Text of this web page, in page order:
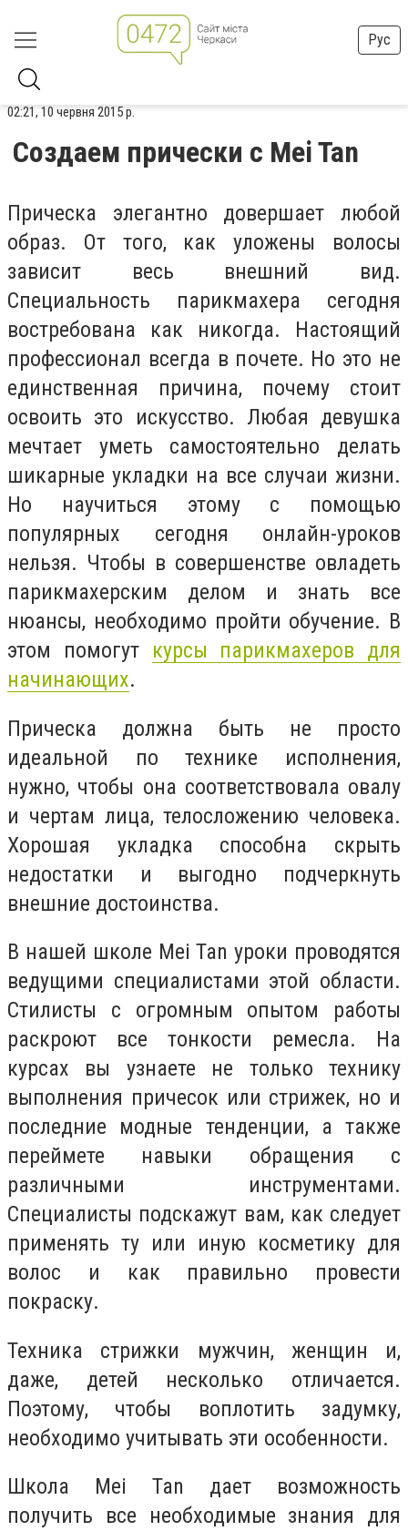
Рус
02:21, 10 червня 2015 р.
Создаем прически с Mei Tan
Прическа элегантно довершает любой
образ. От того, как уложены волосы
зависит весь внешний вид.
Специальность парикмахера сегодня
востребована как никогда. Настоящий
профессионал всегда в почете. Но это не
единственная причина, почему стоит
освоить это искусство. Любая девушка
мечтает уметь самостоятельно делать
шикарные укладки на все случаи жизни.
Но научиться этому с помощью
популярных сегодня онлайн-уроков
нельзя. Чтобы в совершенстве овладеть
парикмахерским делом и знать все
нюансы, необходимо пройти обучение. В
этом помогут курсы парикмахеров для
начинающих.
Прическа должна быть не просто
идеальной по технике исполнения,
нужно, чтобы она соответствовала овалу
и чертам лица, телосложению человека.
Хорошая укладка способна скрыть
недостатки и выгодно подчеркнуть
внешние достоинства.
В нашей школе Mei Tan уроки проводятся
ведущими специалистами этой области.
Стилисты с огромным опытом работы
раскроют все тонкости ремесла. На
курсах вы узнаете не только технику
выполнения причесок или стрижек, но и
последние модные тенденции, а также
переймете навыки обращения с
различными инструментами.
Специалисты подскажут вам, как следует
применять ту или иную косметику для
волос и как правильно провести
покраску.
Техника стрижки мужчин, женщин и,
даже, детей несколько отличается.
Поэтому, чтобы воплотить задумку,
необходимо учитывать эти особенности.
Школа Mei Tan дает возможность
получить все необходимые знания для